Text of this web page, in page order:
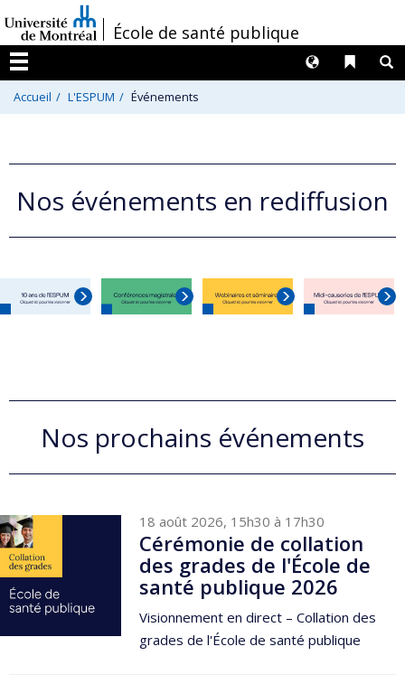
au
contenu
/École de santé publique
Menu
Liens
Langues
Accueil L'ESPUM Événements
Nos événements en rediffusion
Nos prochains événements
18 août 2026, 15h30 à 17h30
Cérémonie de collation
des grades de l'École de
santé publique 2026
Visionnement en direct – Collation des
grades de l'École de santé publique